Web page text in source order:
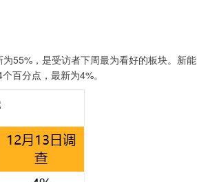
55%，是受访者下周最为看好的板块。新能
百分点，最新为4%。